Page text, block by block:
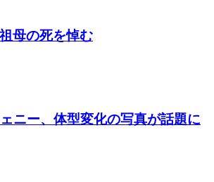
母の死を悼む
ニー、体型変化の写真が話題に